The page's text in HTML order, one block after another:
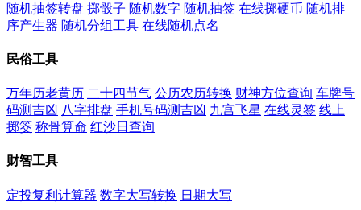
随机抽签转盘 掷骰子 随机数字 随机抽签 在线掷硬币 随机排
序产生器 随机分组工具 在线随机点名
民俗工具
万年历老黄历 二十四节气 公历农历转换 财神方位查询 车牌号
码测吉凶 八字排盘 手机号码测吉凶 九宫飞星 在线灵签 线上
掷筊 称骨算命 红沙日查询
财智工具
定投复利计算器 数字大写转换 日期大写